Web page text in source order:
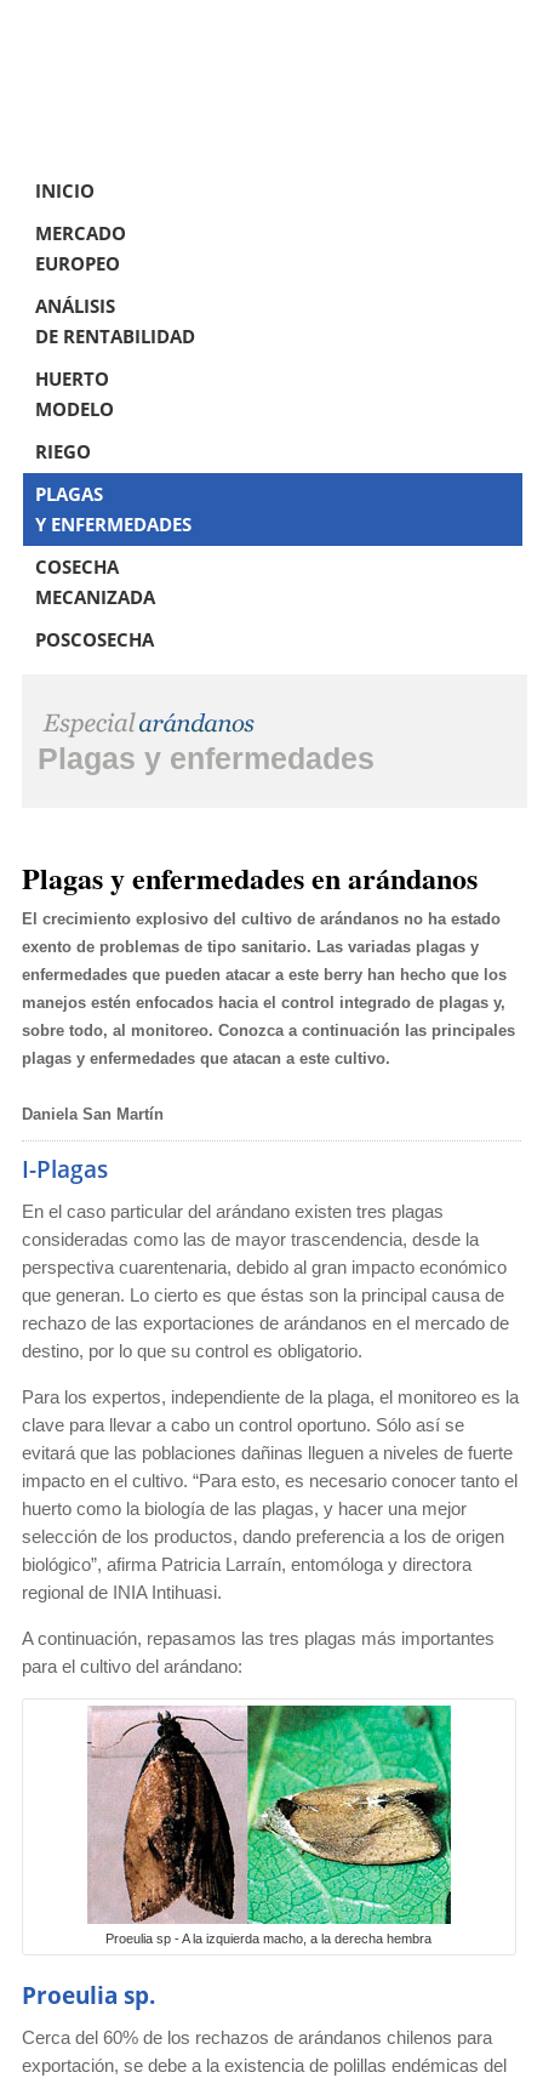
INICIO
MERCADO
EUROPEO
ANÁLISIS
DE RENTABILIDAD
HUERTO
MODELO
RIEGO
PLAGAS
Y ENFERMEDADES
COSECHA
MECANIZADA
POSCOSECHA
Plagas y enfermedades
Plagas y enfermedades en arándanos
El crecimiento explosivo del cultivo de arándanos no ha estado
exento de problemas de tipo sanitario. Las variadas plagas y
enfermedades que pueden atacar a este berry han hecho que los
manejos estén enfocados hacia el control integrado de plagas y,
sobre todo, al monitoreo. Conozca a continuación las principales
plagas y enfermedades que atacan a este cultivo.
Daniela San Martín
I-Plagas
En el caso particular del arándano existen tres plagas
consideradas como las de mayor trascendencia, desde la
perspectiva cuarentenaria, debido al gran impacto económico
que generan. Lo cierto es que éstas son la principal causa de
rechazo de las exportaciones de arándanos en el mercado de
destino, por lo que su control es obligatorio.
Para los expertos, independiente de la plaga, el monitoreo es la
clave para llevar a cabo un control oportuno. Sólo así se
evitará que las poblaciones dañinas lleguen a niveles de fuerte
impacto en el cultivo. “Para esto, es necesario conocer tanto el
huerto como la biología de las plagas, y hacer una mejor
selección de los productos, dando preferencia a los de origen
biológico”, afirma Patricia Larraín, entomóloga y directora
regional de INIA Intihuasi.
A continuación, repasamos las tres plagas más importantes
para el cultivo del arándano:
Proeulia sp - A la izquierda macho, a la derecha hembra
Proeulia sp.
Cerca del 60% de los rechazos de arándanos chilenos para
exportación, se debe a la existencia de polillas endémicas del